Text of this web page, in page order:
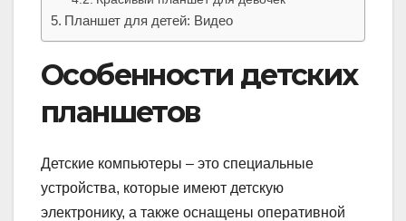
Планшет для детей: Видео
Особенности детских
планшетов
Детские компьютеры – это специальные
устройства, которые имеют детскую
электронику, а также оснащены оперативной